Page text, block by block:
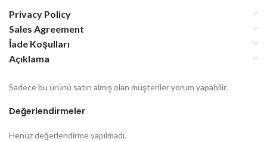
Privacy Policy
Sales Agreement
İade Koşulları
Açıklama
Değerlendirmeler
Henüz değerlendirme yapılmadı.
Sadece bu ürünü satın almış olan müşteriler yorum yapabilir.